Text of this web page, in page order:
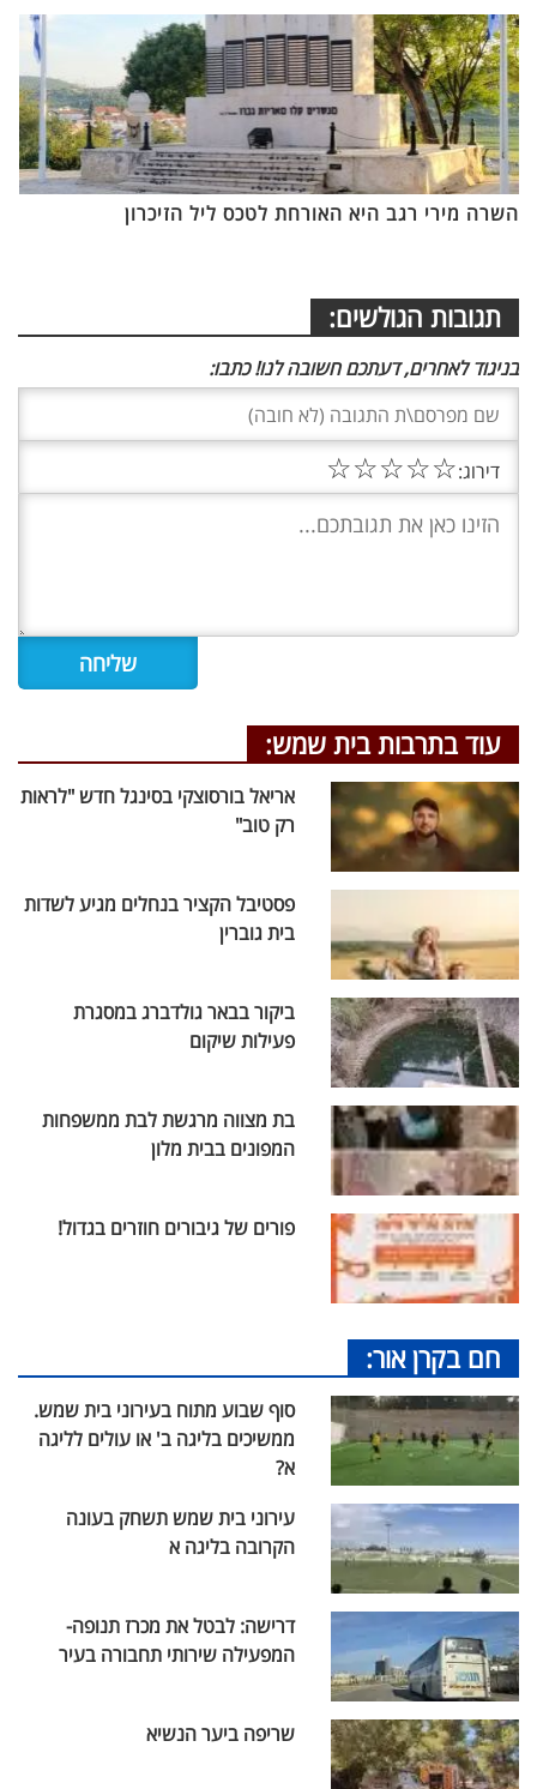
השרה מירי רגב היא האורחת לטכס ליל הזיכרון
תגובות הגולשים:
בניגוד לאחרים, דעתכם חשובה לנו! כתבו:
דירוג:☆
☆
☆
☆
☆
עוד בתרבות בית שמש:
אריאל בורסוצקי בסינגל חדש "לראות
רק טוב"
פסטיבל הקציר בנחלים מגיע לשדות
בית גוברין
ביקור בבאר גולדברג במסגרת
פעילות שיקום
בת מצווה מרגשת לבת ממשפחות
המפונים בבית מלון
פורים של גיבורים חוזרים בגדול!
חם בקרן אור:
סוף שבוע מתוח בעירוני בית שמש.
ממשיכים בליגה ב' או עולים לליגה
א?
עירוני בית שמש תשחק בעונה
הקרובה בליגה א
דרישה: לבטל את מכרז תנופה-
המפעילה שירותי תחבורה בעיר
שריפה ביער הנשיא